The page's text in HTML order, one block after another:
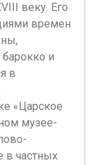
веку. Его
времен
и
в
«Царское
музее-
в частных